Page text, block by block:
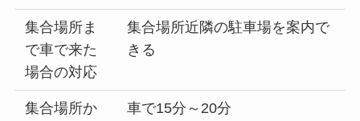
集合場所ま
で車で来た
場合の対応
集合場所近隣の駐車場を案内で
きる
集合場所か
車で15分～20分